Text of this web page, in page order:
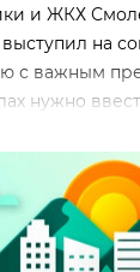
и ЖКХ
на
с важным
нужно